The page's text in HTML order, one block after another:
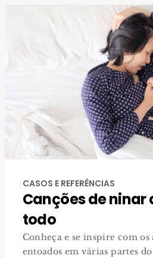
CASOS E REFERÊNCIAS
Canções de ninar
todo
Conheça e se inspire com os
entoados em várias partes